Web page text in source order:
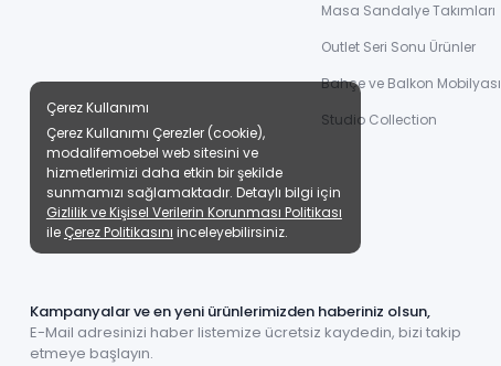
Masa Sandalye Takımları
Outlet Seri Sonu Ürünler
Bahçe ve Balkon Mobilyası
Studio Collection
Kampanyalar ve en yeni ürünlerimizden haberiniz olsun,
E-Mail adresinizi haber listemize ücretsiz kaydedin, bizi takip
etmeye başlayın.
Çerez Kullanımı
Çerez Kullanımı Çerezler (cookie),
modalifemoebel web sitesini ve
hizmetlerimizi daha etkin bir şekilde
sunmamızı sağlamaktadır. Detaylı bilgi için
Gizlilik ve Kişisel Verilerin Korunması Politikası
ile Çerez Politikasını inceleyebilirsiniz.